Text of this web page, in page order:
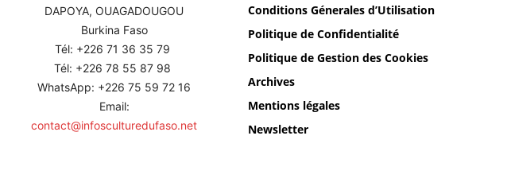
DAPOYA, OUAGADOUGOU
Burkina Faso
Tél: +22671 36 35 79
Tél: +226 78 55 87 98
WhatsApp: +226 75 59 72 16
Email:
contact@infosculturedufaso.net
Conditions Génerales d’Utilisation
Politique de Confidentialité
Politique de Gestion des Cookies
Archives
Mentions légales
Newsletter